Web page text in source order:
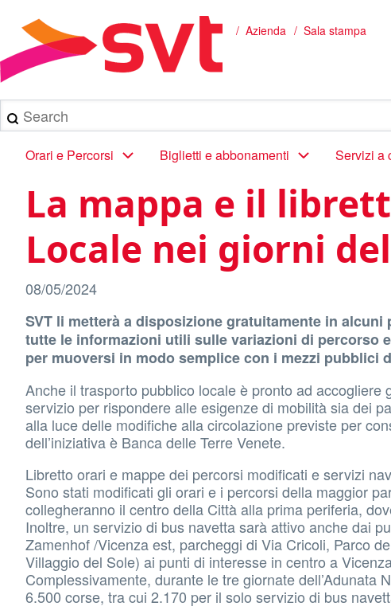
contenuto
principale
Briciole
di
pane
Azienda Sala stampa
Search
Main
navigation
Orari e Percorsi Biglietti e abbonamenti Servizi a
La mappa e il
Locale nei giorni
08/05/2024
SVT li metterà a disposizione gratuitamente in
tutte le informazioni utili sulle variazioni di percorso
per muoversi in modo semplice con i mezzi pubblici
Anche il trasporto pubblico locale è pronto ad accogliere
servizio per rispondere alle esigenze di mobilità sia dei
alla luce delle modifiche alla circolazione previste per
dell’iniziativa è Banca delle Terre Venete.
Libretto orari e mappe dei percorsi modificati e servizi
Sono stati modificati gli orari e i percorsi della maggior
collegheranno il centro della Città alla prima periferia,
Inoltre, un servizio di bus navetta sarà attivo anche dai
Zamenhof /Vicenza est, parcheggi di Via Cricoli, Parco
Villaggio del Sole) ai punti di interesse in centro a
Complessivamente, durante le tre giornate
6.500 corse, tra cui 2.170 per il solo servizio di bus